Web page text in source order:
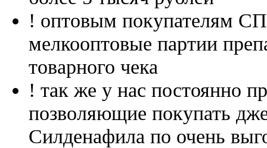
! оптовым покупателям
мелкооптовые партии
товарного чека
! так же у нас постоянно
позволяющие покупать
Силденафила по очень